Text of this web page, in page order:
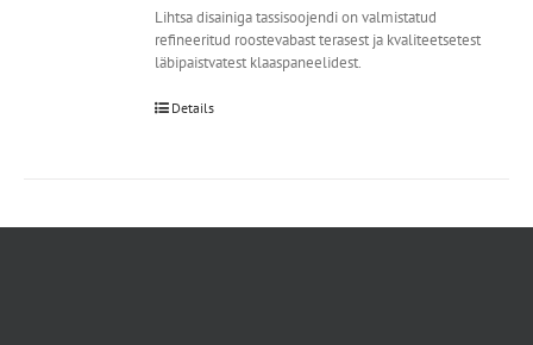
Lihtsa disainiga tassisoojendi on valmistatud
refineeritud roostevabast terasest ja kvaliteetsetest
läbipaistvatest klaaspaneelidest.
Details